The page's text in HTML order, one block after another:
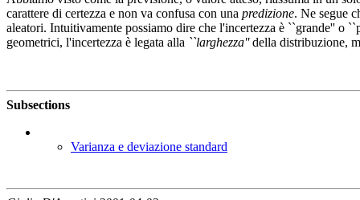
carattere di certezza e non va confusa con una predizione. Ne segue
aleatori. Intuitivamente possiamo dire che l'incertezza è ``grande'' o
geometrici, l'incertezza è legata alla ``larghezza''della distribuzione,
Subsections
Varianza e deviazione standard